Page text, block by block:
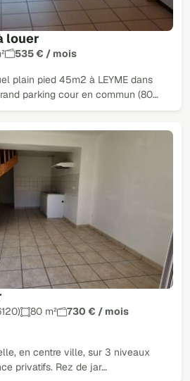
louer
535 € / mois
plain pied 45m2 à LEYME dans
parking cour en commun (80…
80 m²
730 € / mois
en centre ville, sur 3 niveaux
privatifs. Rez de jar…